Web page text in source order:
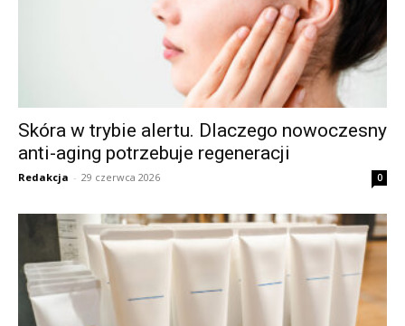
Skóra w trybie alertu. Dlaczego nowoczesny
anti-aging potrzebuje regeneracji
Redakcja - 29 czerwca 2026 0